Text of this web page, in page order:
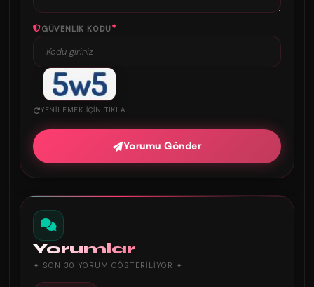
GÜVENLIK KODU*
YENILEMEK IÇIN TIKLA
Yorumu Gönder
Yorumlar
✦ SON 30 YORUM GÖSTERILIYOR ✦